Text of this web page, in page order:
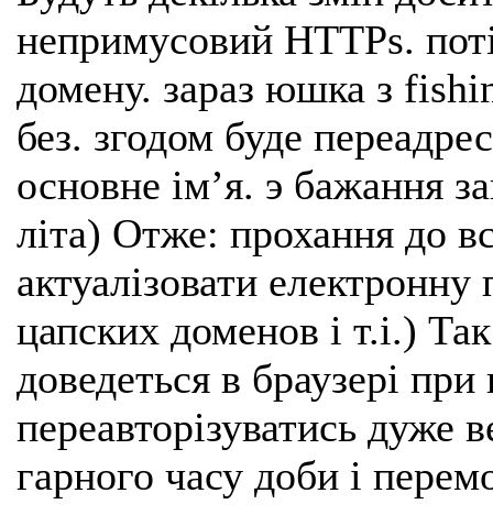
непримусовий HTTPs.
домену. зараз юшка з
без. згодом буде
основне імʼя. э бажання
літа) Отже: прохання до
актуалізовати
цапских доменов і т.і.)
доведеться в браузері
переавторізуватись
гарного часу доби і